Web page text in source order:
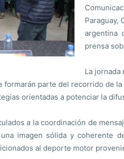
Paraguay,
argentina
prensa
La
parte del recorrido de
orientadas a potenciar la
a la coordinación de
imagen sólida y coherente
al deporte motor